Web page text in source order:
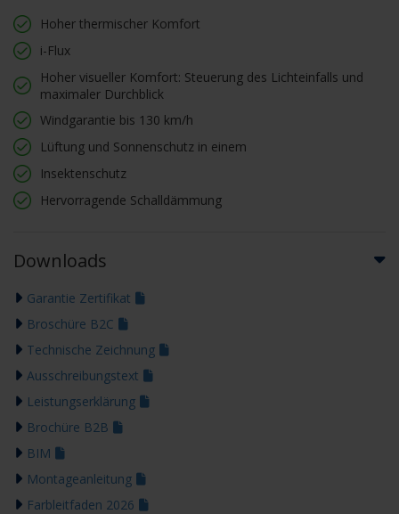
Hoher thermischer Komfort
i-Flux
Hoher visueller Komfort: Steuerung des Lichteinfalls und
maximaler Durchblick
Windgarantie bis 130 km/h
Lüftung und Sonnenschutz in einem
Insektenschutz
Hervorragende Schalldämmung
Downloads
Garantie Zertifikat
Broschüre B2C
Technische Zeichnung
Ausschreibungstext
Leistungserklärung
Brochüre B2B
BIM
Montageanleitung
Farbleitfaden 2026